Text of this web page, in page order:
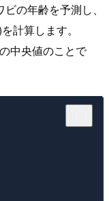
の年齢を予測し、
計算します。
中央値のことで